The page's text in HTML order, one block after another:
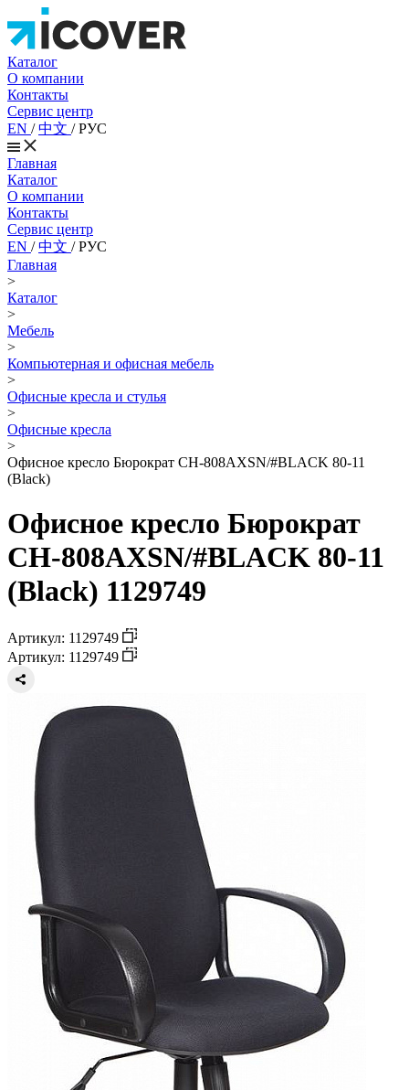
Каталог
О компании
Контакты
Сервис центр
EN /中文 /РУС
Главная
Каталог
О компании
Контакты
Сервис центр
EN /中文 /РУС
Главная
>
Каталог
>
Мебель
>
Компьютерная и офисная мебель
>
Офисные кресла и стулья
>
Офисные кресла
>
Офисное кресло Бюрократ CH-808AXSN/#BLACK 80-11
(Black)
Офисное кресло Бюрократ
CH-808AXSN/#BLACK 80-11
(Black) 1129749
Артикул: 1129749
Артикул: 1129749